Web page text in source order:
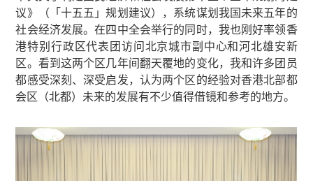
议》（「十五五」规划建议），系统谋划我国未来五年的
社会经济发展。在四中全会举行的同时，我也刚好率领香
港特别行政区代表团访问北京城市副中心和河北雄安新
区。看到这两个区几年间翻天覆地的变化，我和许多团员
都感受深刻、深受启发，认为两个区的经验对香港北部都
会区（北都）未来的发展有不少值得借镜和参考的地方。